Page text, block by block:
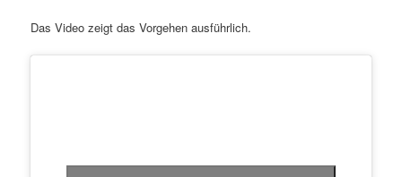
Das Video zeigt das Vorgehen ausführlich.